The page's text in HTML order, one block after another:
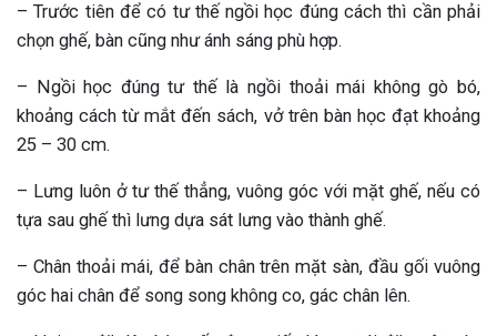
– Trước tiên để có tư thế ngồi học đúng cách thì cần phải
chọn ghế, bàn cũng như ánh sáng phù hợp.
– Ngồi học đúng tư thế là ngồi thoải mái không gò bó,
khoảng cách từ mắt đến sách, vở trên bàn học đạt khoảng
25 – 30 cm.
– Lưng luôn ở tư thế thẳng, vuông góc với mặt ghế, nếu có
tựa sau ghế thì lưng dựa sát lưng vào thành ghế.
– Chân thoải mái, để bàn chân trên mặt sàn, đầu gối vuông
góc hai chân để song song không co, gác chân lên.